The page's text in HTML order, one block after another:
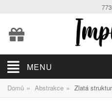
MENU
Domů » Abstrakce » Zlatá